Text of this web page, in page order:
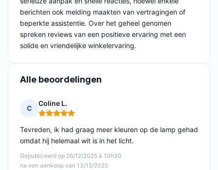
berichten ook melding maakten van vertragingen of
beperkte assistentie. Over het geheel genomen
spreken reviews van een positieve ervaring met een
solide en vriendelijke winkelervaring.
Alle beoordelingen
C
Coline L.
Opmerking: 5 van 5
Gepubliceerd op 26/12/2025 à 10h30
na een aankoop van 13/12/2025
Tevreden, ik had graag meer kleuren op de lamp gehad
omdat hij helemaal wit is in het licht.